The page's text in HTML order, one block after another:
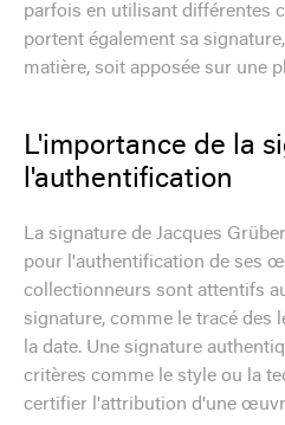
parfois en utilisant différentes
portent également sa
matière, soit apposée sur une
L'importance de la
l'authentification
La signature de Jacques
pour l'authentification de ses
collectionneurs sont attentifs
signature, comme le tracé des
la date. Une signature
critères comme le style ou la
certifier l'attribution d'une